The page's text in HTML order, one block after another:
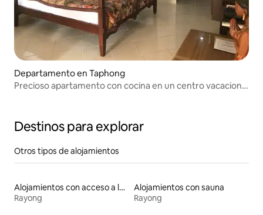
Departamento en Taphong
Precioso apartamento con cocina en un centro vacacional
Destinos para explorar
Otros tipos de alojamientos
Alojamientos con acceso a la playa
Rayong
Alojamientos con sauna
Rayong